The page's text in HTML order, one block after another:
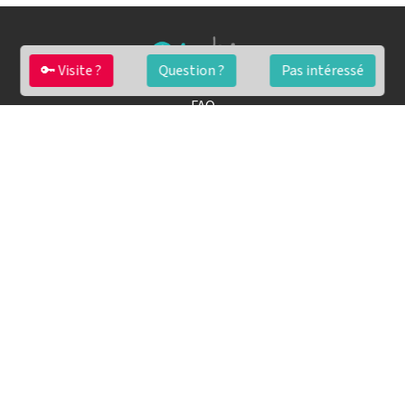
🔑 Visite ? Question ? Pas intéressé
FAQ